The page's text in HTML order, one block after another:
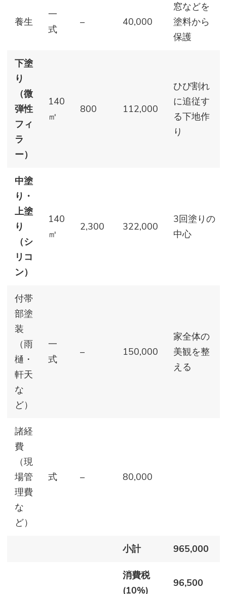
養生
一
式
– 40,000
窓などを
塗料から
保護
下塗
り
（微
弾性
フィ
ラ
ー）
140
㎡
800 112,000
ひび割れ
に追従す
る下地作
り
中塗
り・
上塗
り
（シ
リコ
ン）
140
㎡
2,300 322,000
3回塗りの
中心
付帯
部塗
装
（雨
樋・
軒天
な
ど）
一
式
– 150,000
家全体の
美観を整
える
諸経
費
（現
場管
理費
な
ど）
式 – 80,000
小計 965,000
消費税
(10%)
96,500